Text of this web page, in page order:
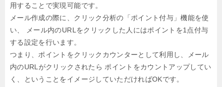
用することで実現可能です。
メール作成の際に、クリック分析の「ポイント付与」機能を使
い、
メール内のURLをクリックした人にはポイントを1点付与
する設定を行います。
つまり、ポイントをクリックカウンターとして利用し、メール
内のURLがクリックされたら ポイントをカウントアップしてい
く、ということをイメージしていただければOKです。